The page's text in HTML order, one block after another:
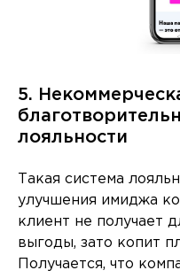
5.
лояльности
Такая система
улучшения имиджа
клиент не получает
выгоды, зато копит
Получается, что